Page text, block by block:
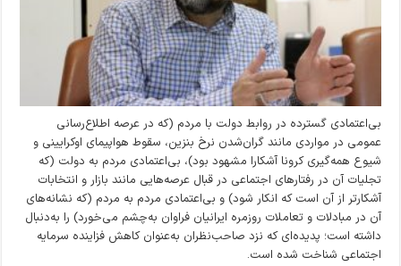
بی‌اعتمادی گسترده در روابط دولت با مردم (که در عرصه اطلاع‌رسانی
عمومی در مواردی مانند گران‌شدن نرخ بنزین، سقوط هواپیمای اوکرایینی و
شیوع همه‌گیری کرونا آشکارا مشهود بود)، بی‌اعتمادی مردم به دولت (که
تجلیات آن در رفتارهای اجتماعی در قبال عرصه‌هایی مانند بازار و انتخابات
آشکارتر از آن است که انکار شود) و بی‌اعتمادی مردم به مردم (که نشانه‌های
آن در مبادلات و تعاملات روزمره ایرانیان فراوان به‌چشم می‌خورد) را به‌دنبال
داشته است؛ پدیده‌ای که نزد صاحب‌نظران به‌عنوان کاهش فزاینده سرمایه
اجتماعی شناخت شده است.